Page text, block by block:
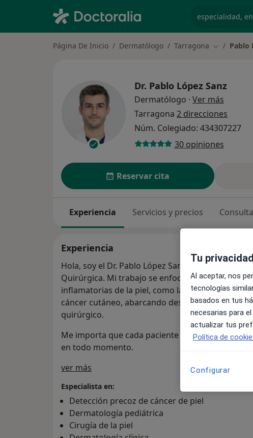
Página De Inicio Dermatólogo Tarragona Cambiar
Pablo
Dr. Pablo López Sanz
Dermatólogo · Ver más
Tarragona 2 direcciones
Núm. Colegiado: 434307227
30 opiniones
Reservar cita
Experiencia Servicios y precios
Experiencia
Hola, soy el Dr. Pablo López Sanz, especialista en
Quirúrgica. Mi trabajo se enfoca principalmente
inflamatorias de la piel, como la dermatitis
cáncer cutáneo, abarcando desde su detección
quirúrgico.
Me importa que cada paciente comprenda su
en todo momento.
ver más
Especialista en:
Detección precoz de cáncer de piel
Dermatología pediátrica
Cirugía de la piel
Tu
Al aceptar, nos
tecnologías
basados en tus
necesarias para
actualizar tus
Política de
Configurar